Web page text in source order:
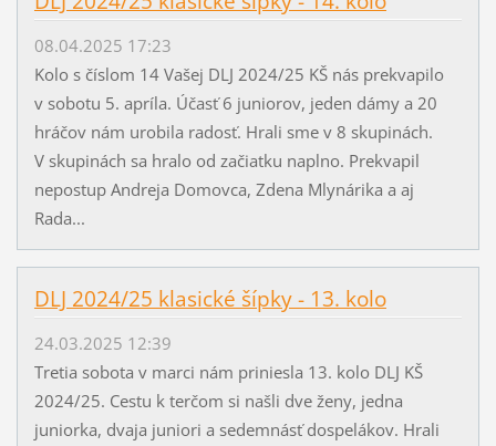
08.04.2025 17:23
Kolo s číslom 14 Vašej DLJ 2024/25 KŠ nás prekvapilo
v sobotu 5. apríla. Účasť 6 juniorov, jeden dámy a 20
hráčov nám urobila radosť. Hrali sme v 8 skupinách.
V skupinách sa hralo od začiatku naplno. Prekvapil
nepostup Andreja Domovca, Zdena Mlynárika a aj
Rada...
DLJ 2024/25 klasické šípky - 13. kolo
24.03.2025 12:39
Tretia sobota v marci nám priniesla 13. kolo DLJ KŠ
2024/25. Cestu k terčom si našli dve ženy, jedna
juniorka, dvaja juniori a sedemnásť dospelákov. Hrali